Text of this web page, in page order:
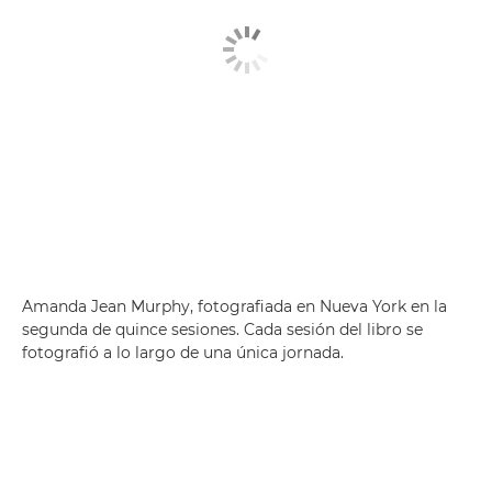
Amanda Jean Murphy, fotografiada en Nueva York en la
segunda de quince sesiones. Cada sesión del libro se
fotografió a lo largo de una única jornada.